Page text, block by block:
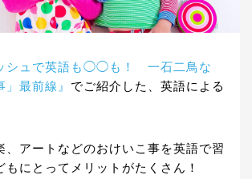
シュで英語も◯◯も！ 一石二鳥な
」最前線』 でご紹介した、英語による
、アートなどのおけいこ事を英語で習
もにとってメリットがたくさん！